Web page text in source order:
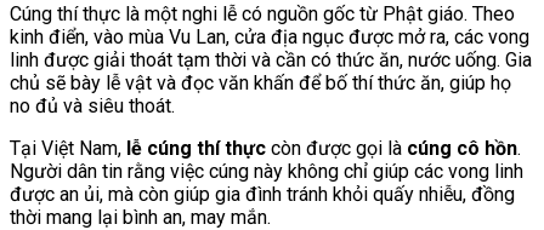
Cúng thí thực là một nghi lễ có nguồn gốc từ Phật giáo. Theo
kinh điển, vào mùa Vu Lan, cửa địa ngục được mở ra, các vong
linh được giải thoát tạm thời và cần có thức ăn, nước uống. Gia
chủ sẽ bày lễ vật và đọc văn khấn để bố thí thức ăn, giúp họ
no đủ và siêu thoát.
Tại Việt Nam, lễ cúng thí thực còn được gọi là cúng cô hồn.
Người dân tin rằng việc cúng này không chỉ giúp các vong linh
được an ủi, mà còn giúp gia đình tránh khỏi quấy nhiễu, đồng
thời mang lại bình an, may mắn.